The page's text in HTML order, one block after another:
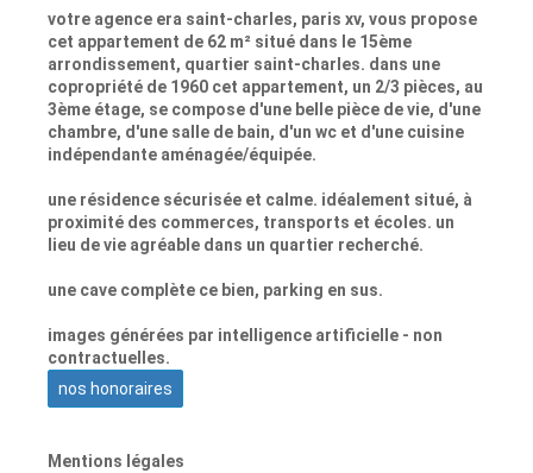
votre agence era saint-charles, paris xv, vous propose
cet appartement de 62 m² situé dans le 15ème
arrondissement, quartier saint-charles. dans une
copropriété de 1960 cet appartement, un 2/3 pièces, au
3ème étage, se compose d'une belle pièce de vie, d'une
chambre, d'une salle de bain, d'un wc et d'une cuisine
indépendante aménagée/équipée.
une résidence sécurisée et calme. idéalement situé, à
proximité des commerces, transports et écoles. un
lieu de vie agréable dans un quartier recherché.
une cave complète ce bien, parking en sus.
images générées par intelligence artificielle - non
contractuelles.
nos honoraires
Mentions légales